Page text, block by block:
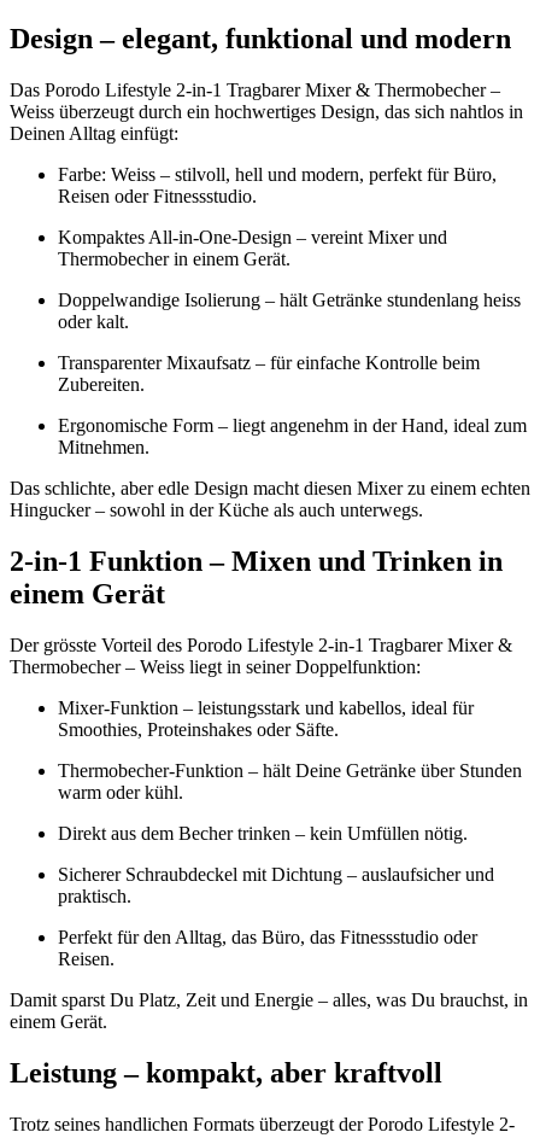
Design – elegant, funktional und modern
Das Porodo Lifestyle 2-in-1 Tragbarer Mixer & Thermobecher –
Weiss überzeugt durch ein hochwertiges Design, das sich nahtlos in
Deinen Alltag einfügt:
Farbe: Weiss – stilvoll, hell und modern, perfekt für Büro,
Reisen oder Fitnessstudio.
Kompaktes All-in-One-Design – vereint Mixer und
Thermobecher in einem Gerät.
Doppelwandige Isolierung – hält Getränke stundenlang heiss
oder kalt.
Transparenter Mixaufsatz – für einfache Kontrolle beim
Zubereiten.
Ergonomische Form – liegt angenehm in der Hand, ideal zum
Mitnehmen.
Das schlichte, aber edle Design macht diesen Mixer zu einem echten
Hingucker – sowohl in der Küche als auch unterwegs.
2-in-1 Funktion – Mixen und Trinken in
einem Gerät
Der grösste Vorteil des Porodo Lifestyle 2-in-1 Tragbarer Mixer &
Thermobecher – Weiss liegt in seiner Doppelfunktion:
Mixer-Funktion – leistungsstark und kabellos, ideal für
Smoothies, Proteinshakes oder Säfte.
Thermobecher-Funktion – hält Deine Getränke über Stunden
warm oder kühl.
Direkt aus dem Becher trinken – kein Umfüllen nötig.
Sicherer Schraubdeckel mit Dichtung – auslaufsicher und
praktisch.
Perfekt für den Alltag, das Büro, das Fitnessstudio oder
Reisen.
Damit sparst Du Platz, Zeit und Energie – alles, was Du brauchst, in
einem Gerät.
Leistung – kompakt, aber kraftvoll
Trotz seines handlichen Formats überzeugt der Porodo Lifestyle 2-